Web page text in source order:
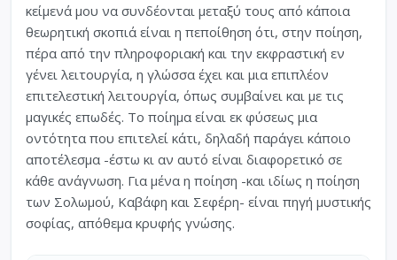
κείμενά μου να συνδέονται μεταξύ τους από κάποια
θεωρητική σκοπιά είναι η πεποίθηση ότι, στην ποίηση,
πέρα από την πληροφοριακή και την εκφραστική εν
γένει λειτουργία, η γλώσσα έχει και μια επιπλέον
επιτελεστική λειτουργία, όπως συμβαίνει και με τις
μαγικές επωδές. Το ποίημα είναι εκ φύσεως μια
οντότητα που επιτελεί κάτι, δηλαδή παράγει κάποιο
αποτέλεσμα -έστω κι αν αυτό είναι διαφορετικό σε
κάθε ανάγνωση. Για μένα η ποίηση -και ιδίως η ποίηση
των Σολωμού, Καβάφη και Σεφέρη- είναι πηγή μυστικής
σοφίας, απόθεμα κρυφής γνώσης.